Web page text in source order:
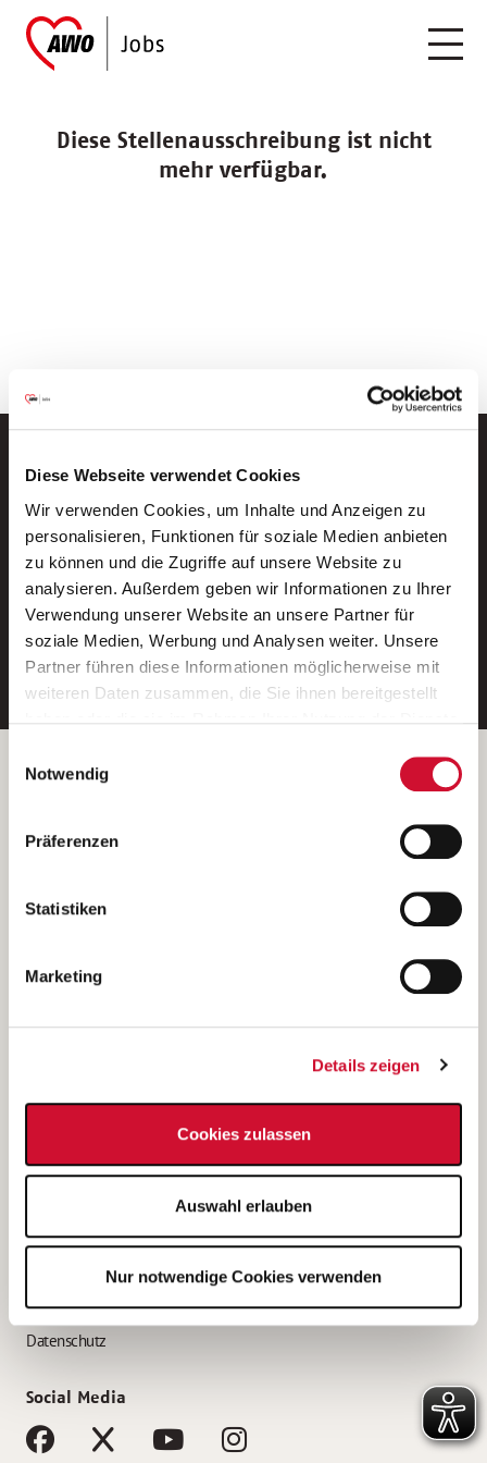
Diese Webseite verwendet Cookies
Wir verwenden Cookies, um Inhalte und Anzeigen zu
personalisieren, Funktionen für soziale Medien anbieten
zu können und die Zugriffe auf unsere Website zu
analysieren. Außerdem geben wir Informationen zu Ihrer
Verwendung unserer Website an unsere Partner für
soziale Medien, Werbung und Analysen weiter. Unsere
Partner führen diese Informationen möglicherweise mit
weiteren Daten zusammen, die Sie ihnen bereitgestellt
Wenn Sie auf „Cookies zulassen“ klicken, so stimmen
Sie der Speicherung sämtlicher Cookies zu. Sie können
Ihre Einwilligung selbstverständlich jederzeit widerrufen,
indem Sie die Cookie-Einstellungen aufrufen und diese
unsererDatenschutzerklärung
Notwendig
Präferenzen
Statistiken
Marketing
Details zeigen
Cookies zulassen
Auswahl erlauben
Nur notwendige Cookies verwenden
Diese Stellenausschreibung ist nicht
mehr verfügbar.
Neue Stellen per E-Mail.
Ein kostenloser Service von AWO
Jobs.
E-Mail-Adresse eintragen
Betreiber der Webseite
Kantstraße 45a
(Ein Tochterunternehmen des AWO Bezirksverbandes Unterfranken
e.V.)
Bewerbung als Altenpflegehelfer*in
Bewerbung als Erzieher*in
AWO Gliederungen nach Bundesland
Impressum
Datenschutz
Social Media